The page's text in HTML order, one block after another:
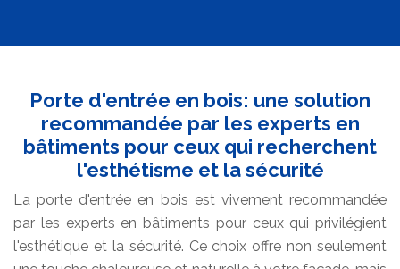
Porte d'entrée en bois: une solution
recommandée par les experts en
bâtiments pour ceux qui recherchent
l'esthétisme et la sécurité
La porte d'entrée en bois est vivement recommandée
par les experts en bâtiments pour ceux qui privilégient
l'esthétique et la sécurité. Ce choix offre non seulement